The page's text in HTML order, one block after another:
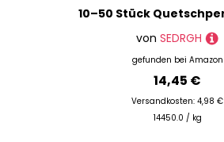
von SEDRGH
gefunden bei Amazon
14,45 €
Versandkosten: 4,98 €
14450.0 / kg